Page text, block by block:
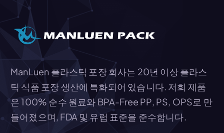
ManLuen 플라스틱 포장 회사는 20년 이상 플라스
틱 식품 포장 생산에 특화되어 있습니다. 저희 제품
은 100% 순수 원료와 BPA-Free PP, PS, OPS로 만
들어졌으며, FDA 및 유럽 표준을 준수합니다.